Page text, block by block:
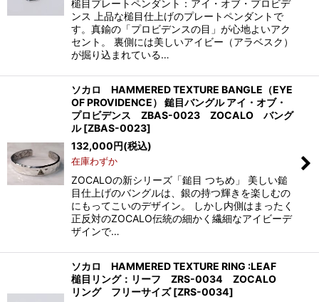
槌目プレートペンダント：アイ・オブ・プロビデ
ンス 上品な槌目仕上げのプレートペンダントで
す。真鍮の「プロビデンスの目」が心地よいアク
セント。 裏側には美しいアイビー（アラベスク）
が掘り込まれている…
ソカロ HAMMERED TEXTURE BANGLE（EYE
OF PROVIDENCE） 鎚目バングル アイ・オブ・
プロビデンス ZBAS-0023 ZOCALO バング
ル [ZBAS-0023]
132,000円(税込)
在庫わずか
ZOCALOの新シリーズ「鎚目 つちめ」 美しい鎚
目仕上げのバングルは、銀の持つ輝きを楽しむの
にもってこいのデザイン。 しかし内側はまったく
正反対のZOCALO伝統の細かく繊細なアイビーデ
ザインで…
ソカロ HAMMERED TEXTURE RING :LEAF
槌目リング：リーフ ZRS-0034 ZOCALO
リング フリーサイズ [ZRS-0034]